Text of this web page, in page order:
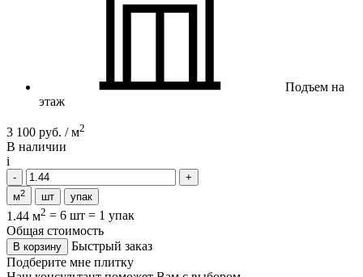
Подъем на
этаж
3 100 руб. / м2
В наличии
i
м2 шт упак
1.44 м2 = 6 шт = 1 упак
Общая стоимость
В корзину
Быстрый заказ
Подберите мне плитку